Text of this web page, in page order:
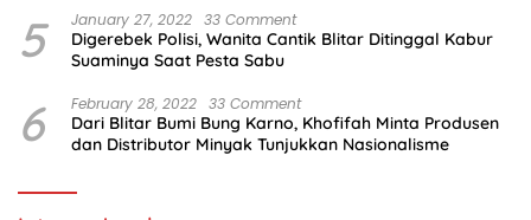
5 January 27, 2022 33 Comment
Digerebek Polisi, Wanita Cantik Blitar Ditinggal Kabur
Suaminya Saat Pesta Sabu
6 February 28, 2022 33 Comment
Dari Blitar Bumi Bung Karno, Khofifah Minta Produsen
dan Distributor Minyak Tunjukkan Nasionalisme